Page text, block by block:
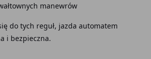
manewrów
do tych reguł, jazda automatem
i bezpieczna.